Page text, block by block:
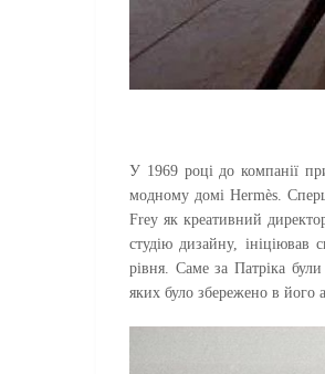
У 1969 році до компанії
модному домі Hermès.
Frey як креативний
студію дизайну,
рівня. Саме за Патріка
яких було збережено в його